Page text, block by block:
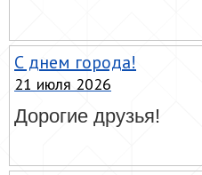
С днем города!
21 июля 2026
Дорогие друзья!